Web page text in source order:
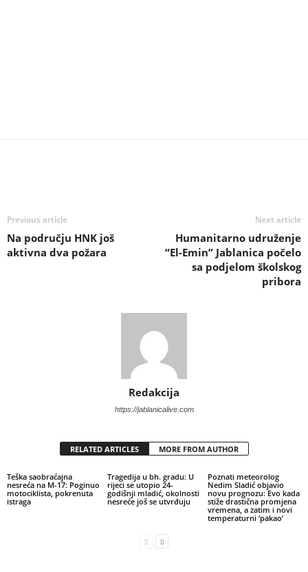
Previous article
Na području HNK još
aktivna dva požara
Next article
Humanitarno udruženje
“El-Emin” Jablanica počelo
sa podjelom školskog
pribora
Redakcija
https://jablanicalive.com
RELATED ARTICLES MORE FROM AUTHOR
Teška saobraćajna
nesreća na M-17: Poginuo
motociklista, pokrenuta
istraga
Tragedija u bh. gradu: U
rijeci se utopio 24-
godišnji mladić, okolnosti
nesreće još se utvrđuju
Poznati meteorolog
Nedim Sladić objavio
novu prognozu: Evo kada
stiže drastična promjena
vremena, a zatim i novi
temperaturni ‘pakao’